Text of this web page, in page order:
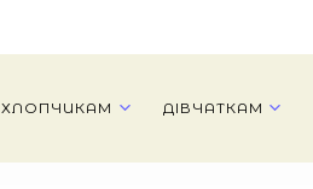
ХЛОПЧИКАМ ДІВЧАТКАМ